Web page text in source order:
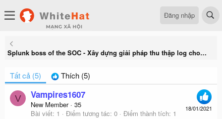
Đăng nhập
Splunk boss of the SOC - Xây dựng giải pháp thu thập log cho một doanh nghiệp
Tất cả (5) Thích (5)
V
18/01/2021
Vampires1607
New Member · 35
Bài viết 1 Điểm tương tác 0 Điểm thành tích 1